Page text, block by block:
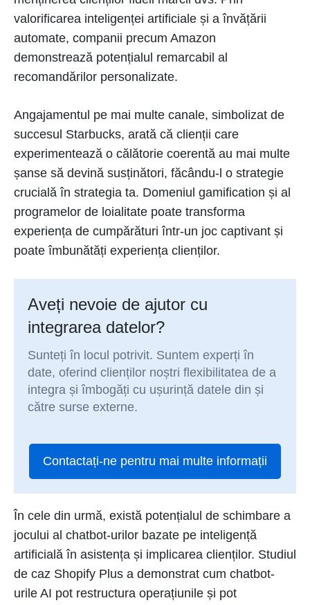
valorificarea inteligenței artificiale și a învățării
automate, companii precum Amazon
demonstrează potențialul remarcabil al
recomandărilor personalizate.
Angajamentul pe mai multe canale, simbolizat de
succesul Starbucks, arată că clienții care
experimentează o călătorie coerentă au mai multe
șanse să devină susținători, făcându-l o strategie
crucială în strategia ta. Domeniul gamification și al
programelor de loialitate poate transforma
experiența de cumpărături într-un joc captivant și
poate îmbunătăți experiența clienților.
Aveți nevoie de ajutor cu
integrarea datelor?
Sunteți în locul potrivit. Suntem experți în
date, oferind clienților noștri flexibilitatea de a
integra și îmbogăți cu ușurință datele din și
către surse externe.
Contactați-ne pentru mai multe informații
În cele din urmă, există potențialul de schimbare a
jocului al chatbot-urilor bazate pe inteligență
artificială în asistența și implicarea clienților. Studiul
de caz Shopify Plus a demonstrat cum chatbot-
urile AI pot restructura operațiunile și pot